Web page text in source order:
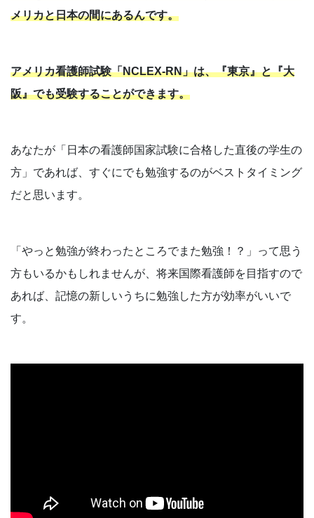
メリカと日本の間にあるんです。
アメリカ看護師試験「NCLEX-RN」は、『東京』と『大
阪』でも受験することができます。
あなたが「日本の看護師国家試験に合格した直後の学生の
方」であれば、すぐにでも勉強するのがベストタイミング
だと思います。
「やっと勉強が終わったところでまた勉強！？」って思う
方もいるかもしれませんが、将来国際看護師を目指すので
あれば、記憶の新しいうちに勉強した方が効率がいいで
す。